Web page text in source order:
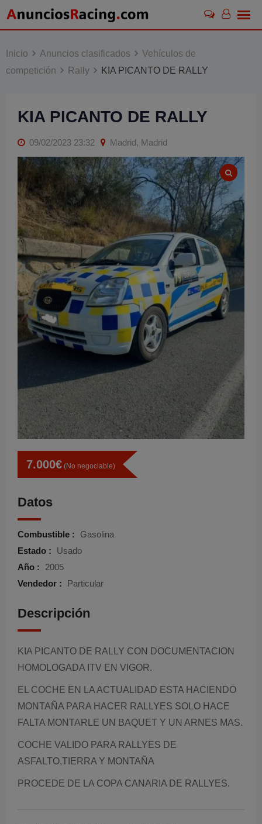
Skip
Inicio
Anuncios clasificados
Vehículos de
competición
Rally KIA PICANTO DE RALLY
KIA PICANTO DE RALLY
09/02/2023 23:32 Madrid, Madrid
7.000€ (No negociable)
Datos
Combustible :
Gasolina
Estado :
Usado
Año :
2005
Vendedor :
Particular
Descripción
KIA PICANTO DE RALLY CON DOCUMENTACION
HOMOLOGADA ITV EN VIGOR.
EL COCHE EN LA ACTUALIDAD ESTA HACIENDO
MONTAÑA PARA HACER RALLYES SOLO HACE
FALTA MONTARLE UN BAQUET Y UN ARNES MAS.
COCHE VALIDO PARA RALLYES DE
ASFALTO,TIERRA Y MONTAÑA
PROCEDE DE LA COPA CANARIA DE RALLYES.